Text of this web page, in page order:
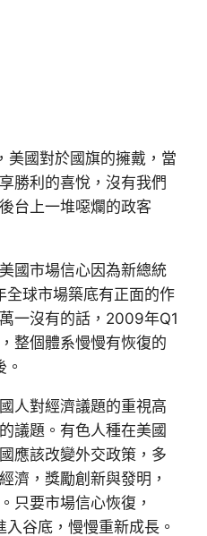
美國對於國旗的擁戴，當
勝利的喜悅，沒有我們
台上一堆噁爛的政客
國市場信心因為新總統
全球市場築底有正面的作
一沒有的話，2009年Q1
整個體系慢慢有恢復的
人對經濟議題的重視高
議題。有色人種在美國
應該改變外交政策，多
濟，獎勵創新與發明，
只要市場信心恢復，
谷底，慢慢重新成長。